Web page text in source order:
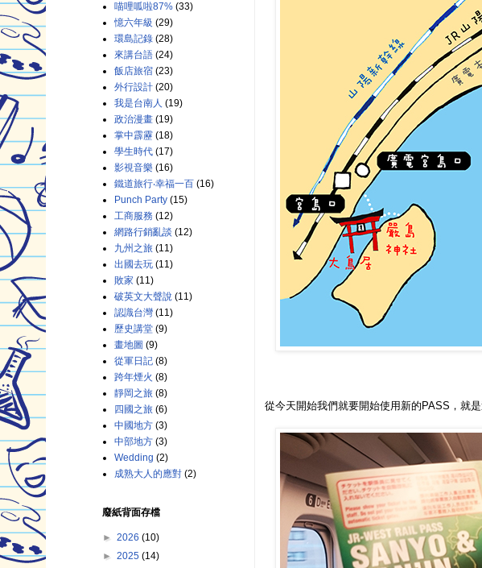
從今天開始我們就要開始使用新的PASS，就
喵哩呱啦87% (33)
憶六年級 (29)
環島記錄 (28)
來講台語 (24)
飯店旅宿 (23)
外行設計 (20)
我是台南人 (19)
政治漫畫 (19)
掌中霹靂 (18)
學生時代 (17)
影視音樂 (16)
鐵道旅行‧幸福一百 (16)
Punch Party (15)
工商服務 (12)
網路行銷亂談 (12)
九州之旅 (11)
出國去玩 (11)
敗家 (11)
破英文大聲說 (11)
認識台灣 (11)
歷史講堂 (9)
畫地圖 (9)
從軍日記 (8)
跨年煙火 (8)
靜岡之旅 (8)
四國之旅 (6)
中國地方 (3)
中部地方 (3)
Wedding (2)
成熟大人的應對 (2)
廢紙背面存檔
► 2026 (10)
► 2025 (14)